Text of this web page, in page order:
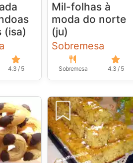
(isa)
4.3 / 5
Mil-folhas à
moda do norte
(ju)
Sobremesa
Sobremesa 4.3 / 5